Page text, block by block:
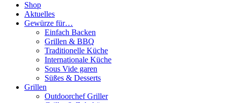
Shop
Aktuelles
Gewürze für…
Einfach Backen
Grillen & BBQ
Traditionelle Küche
Internationale Küche
Sous Vide garen
Süßes & Desserts
Grillen
Outdoorchef Griller